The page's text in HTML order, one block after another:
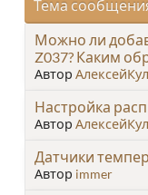
Тема
Можно ли
Z037? Каким
Автор
Настройка
Автор
Датчики
Автор immer